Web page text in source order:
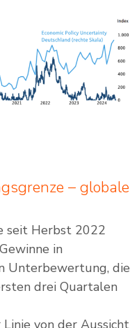
– globale
seit Herbst 2022
in
Unterbewertung, die
drei Quartalen